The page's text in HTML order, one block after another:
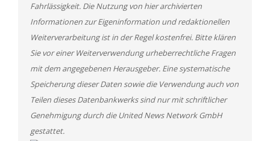
Fahrlässigkeit. Die Nutzung von hier archivierten
Informationen zur Eigeninformation und redaktionellen
Weiterverarbeitung ist in der Regel kostenfrei. Bitte klären
Sie vor einer Weiterverwendung urheberrechtliche Fragen
mit dem angegebenen Herausgeber. Eine systematische
Speicherung dieser Daten sowie die Verwendung auch von
Teilen dieses Datenbankwerks sind nur mit schriftlicher
Genehmigung durch die United News Network GmbH
gestattet.